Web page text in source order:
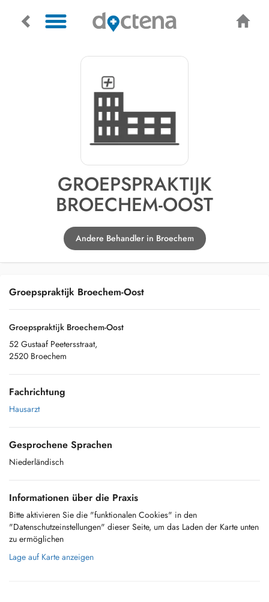
GROEPSPRAKTIJK
BROECHEM-OOST
Andere Behandler in Broechem
Groepspraktijk Broechem-Oost
Groepspraktijk Broechem-Oost
52 Gustaaf Peetersstraat,
2520 Broechem
Fachrichtung
Hausarzt
Gesprochene Sprachen
Niederländisch
Informationen über die Praxis
Bitte aktivieren Sie die "funktionalen Cookies" in den
"Datenschutzeinstellungen" dieser Seite, um das Laden der Karte unten
zu ermöglichen
Lage auf Karte anzeigen